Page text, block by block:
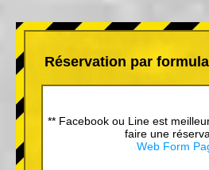
Réservation par
** Facebook ou Line est
faire une
Web Form